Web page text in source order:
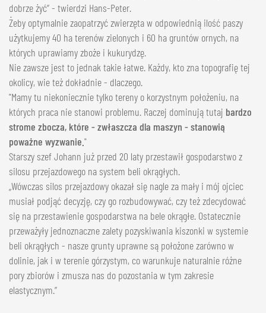
dobrze żyć” - twierdzi Hans-Peter.
Żeby optymalnie zaopatrzyć zwierzęta w odpowiednią ilość paszy
użytkujemy 40 ha terenów zielonych i 60 ha gruntów ornych, na
których uprawiamy zboże i kukurydzę.
Nie zawsze jest to jednak takie łatwe. Każdy, kto zna topografię tej
okolicy, wie też dokładnie - dlaczego.
"Mamy tu niekoniecznie tylko tereny o korzystnym położeniu, na
których praca nie stanowi problemu. Raczej dominują tutaj bardzo
strome zbocza, które - zwłaszcza dla maszyn - stanowią
poważne wyzwanie. "
Starszy szef Johann już przed 20 laty przestawił gospodarstwo z
silosu przejazdowego na system beli okrągłych.
„Wówczas silos przejazdowy okazał się nagle za mały i mój ojciec
musiał podjąć decyzję, czy go rozbudowywać, czy też zdecydować
się na przestawienie gospodarstwa na bele okrągłe. Ostatecznie
przeważyły jednoznaczne zalety pozyskiwania kiszonki w systemie
beli okrągłych - nasze grunty uprawne są położone zarówno w
dolinie, jak i w terenie górzystym, co warunkuje naturalnie różne
pory zbiorów i zmusza nas do pozostania w tym zakresie
elastycznym.”